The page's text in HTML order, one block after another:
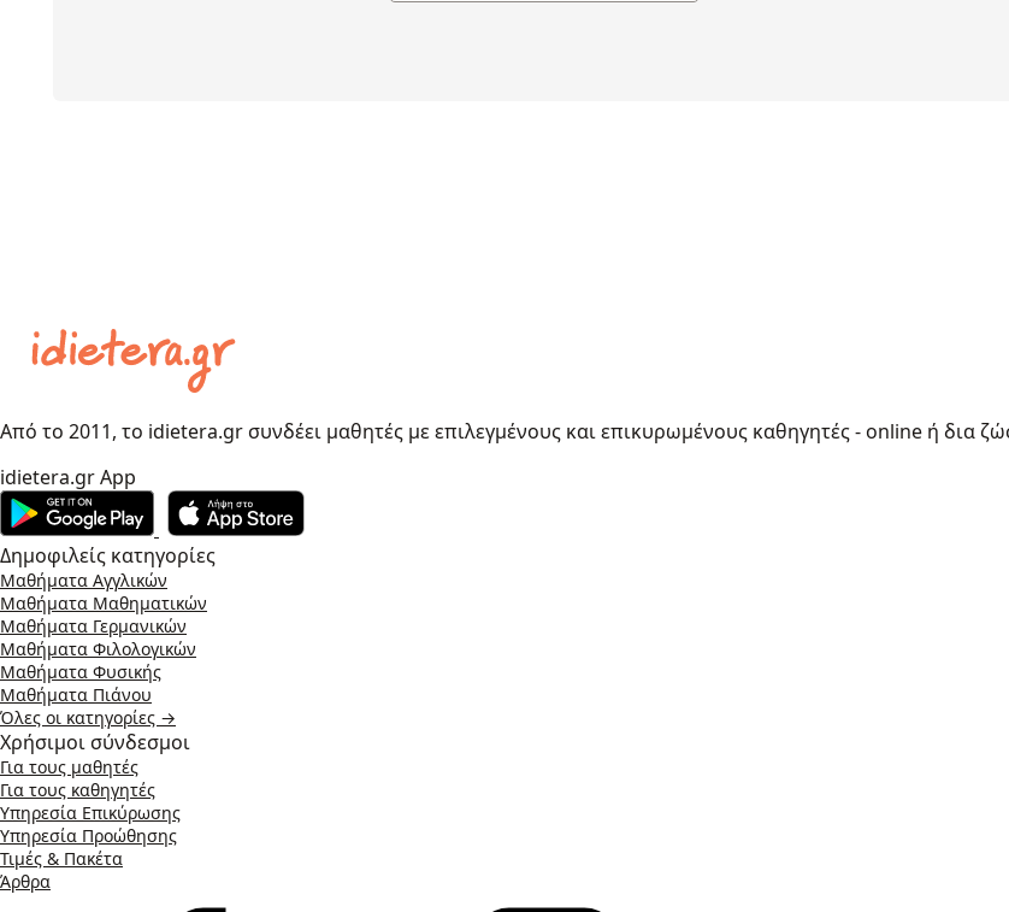
Από το 2011, το idietera.gr συνδέει μαθητές με επιλεγμένους και επικυρωμένους καθηγητές - online ή δια
idietera.gr App
Δημοφιλείς κατηγορίες
Μαθήματα Αγγλικών
Μαθήματα Μαθηματικών
Μαθήματα Γερμανικών
Μαθήματα Φιλολογικών
Μαθήματα Φυσικής
Μαθήματα Πιάνου
Όλες οι κατηγορίες →
Χρήσιμοι σύνδεσμοι
Για τους μαθητές
Για τους καθηγητές
Υπηρεσία Επικύρωσης
Υπηρεσία Προώθησης
Τιμές & Πακέτα
Άρθρα